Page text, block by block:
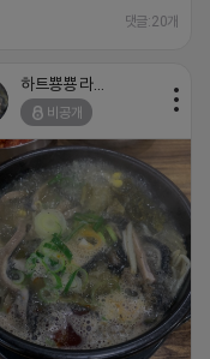
댓글:20개
하트뿅뿅 라이언
비공개